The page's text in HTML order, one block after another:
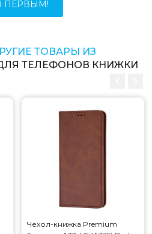
ПЕРВЫМ!
ТОВАРЫ ИЗ
ТЕЛЕФОНОВ КНИЖКИ
Чехол-книжка Premium